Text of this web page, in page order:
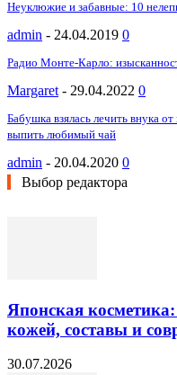
Неуклюжие и забавные: 10
admin - 24.04.2019 0
Радио Монте-Карло:
Margaret - 29.04.2022 0
Бабушка взялась лечить внука
выпить любимый чай
admin - 20.04.2020 0
Выбор редактора
Японская косметика:
кожей, составы и
30.07.2026